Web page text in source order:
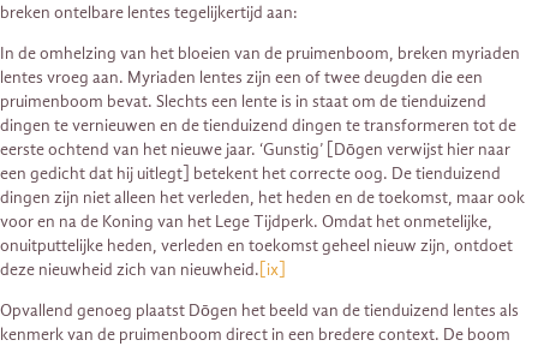
breken ontelbare lentes tegelijkertijd aan:
In de omhelzing van het bloeien van de pruimenboom, breken myriaden
lentes vroeg aan. Myriaden lentes zijn een of twee deugden die een
pruimenboom bevat. Slechts een lente is in staat om de tienduizend
dingen te vernieuwen en de tienduizend dingen te transformeren tot de
eerste ochtend van het nieuwe jaar. ‘Gunstig’ [Dōgen verwijst hier naar
een gedicht dat hij uitlegt] betekent het correcte oog. De tienduizend
dingen zijn niet alleen het verleden, het heden en de toekomst, maar ook
voor en na de Koning van het Lege Tijdperk. Omdat het onmetelijke,
onuitputtelijke heden, verleden en toekomst geheel nieuw zijn, ontdoet
deze nieuwheid zich van nieuwheid. [ix]
Opvallend genoeg plaatst Dōgen het beeld van de tienduizend lentes als
kenmerk van de pruimenboom direct in een bredere context. De boom